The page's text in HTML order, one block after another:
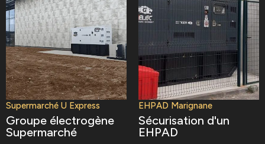
Supermarché U Express
Groupe électrogène
Supermarché
EHPAD Marignane
Sécurisation d'un
EHPAD